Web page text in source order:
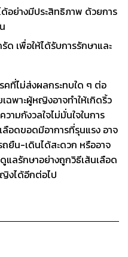
ด้อย่างมีประสิทธิภาพ ด้วยการ
เพื่อให้ได้รับการรักษาและ
คที่ไม่ส่งผลกระทบใด ๆ ต่อ
ฉพาะผู้หญิงอาจทำให้เกิดริ้ว
ามกังวลใจไม่มั่นใจในการ
ลือดขอดมีอาการที่รุนแรง อาจ
ถยืน-เดินได้สะดวก หรืออาจ
แลรักษาอย่างถูกวิธีเส้นเลือด
งได้อีกต่อไป